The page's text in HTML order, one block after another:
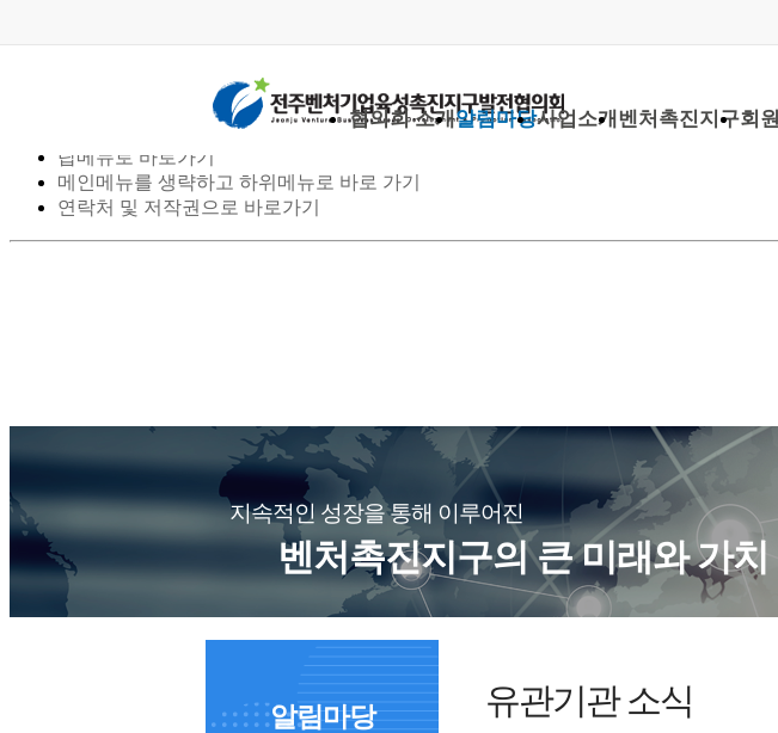
탑메뉴로 바로가기
메인메뉴를 생략하고 하위메뉴로 바로 가기
연락처 및 저작권으로 바로가기
협의회 소개알림마당사업소개 벤처촉진지구회
지속적인 성장을 통해 이루어진
벤처촉진지구의 큰 미래와 가치
알림마당 유관기관 소식